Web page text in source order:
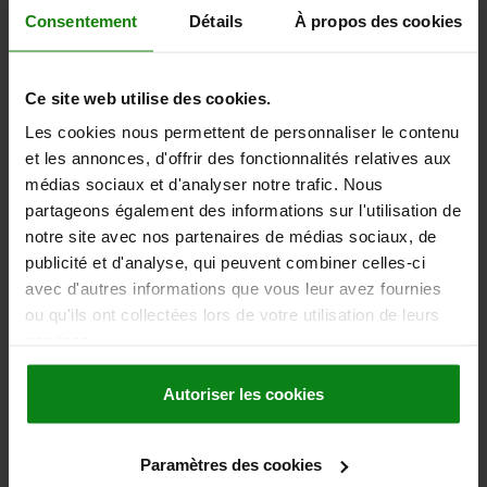
Consentement Détails À propos des cookies
Ce site web utilise des cookies.
Les cookies nous permettent de personnaliser le contenu
et les annonces, d'offrir des fonctionnalités relatives aux
médias sociaux et d'analyser notre trafic. Nous
partageons également des informations sur l'utilisation de
notre site avec nos partenaires de médias sociaux, de
publicité et d'analyse, qui peuvent combiner celles-ci
avec d'autres informations que vous leur avez fournies
ou qu'ils ont collectées lors de votre utilisation de leurs
Autoriser les cookies
Paramètres des cookies
Référence: 05880-01-06
4,44 €
hors TVA
hors frais d’envoi
DÉTAILS
DÉTAILS
CAO
TÉLÉCHARGEMENTS
D'autres clients ont